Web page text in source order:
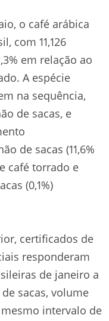
o café arábica
com 11,126
em relação ao
A espécie
na sequência,
de sacas, e
de sacas (11,6%
café torrado e
(0,1%)
certificados de
responderam
de janeiro a
sacas, volume
intervalo de